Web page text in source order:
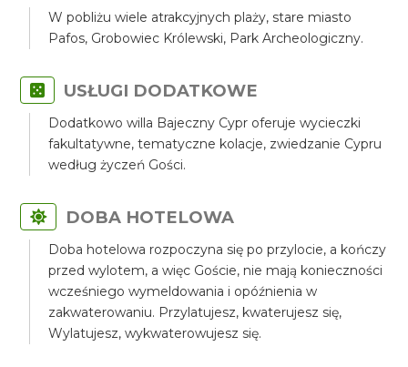
W pobliżu wiele atrakcyjnych plaży, stare miasto
Pafos, Grobowiec Królewski, Park Archeologiczny.
USŁUGI DODATKOWE
Dodatkowo willa Bajeczny Cypr oferuje wycieczki
fakultatywne, tematyczne kolacje, zwiedzanie Cypru
według życzeń Gości.
DOBA HOTELOWA
Doba hotelowa rozpoczyna się po przylocie, a kończy
przed wylotem, a więc Goście, nie mają konieczności
wcześniego wymeldowania i opóźnienia w
zakwaterowaniu. Przylatujesz, kwaterujesz się,
Wylatujesz, wykwaterowujesz się.